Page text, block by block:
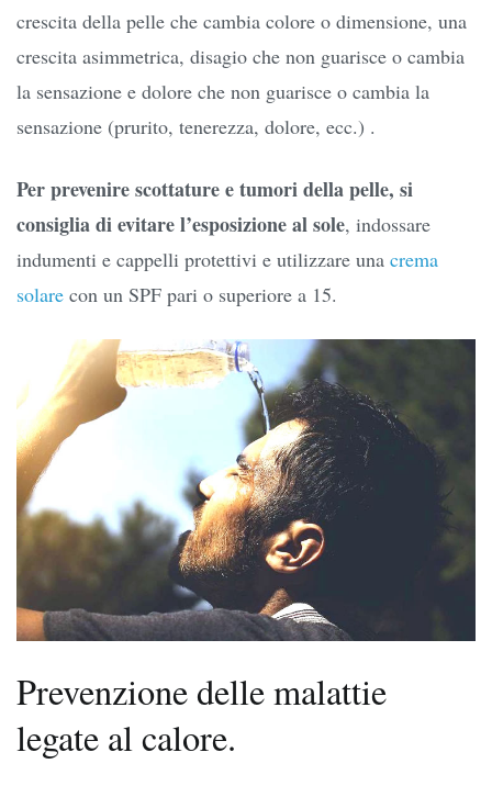
crescita della pelle che cambia colore o dimensione, una
crescita asimmetrica, disagio che non guarisce o cambia
la sensazione e dolore che non guarisce o cambia la
sensazione (prurito, tenerezza, dolore, ecc.) .
Per prevenire scottature e tumori della pelle, si
consiglia di evitare l’esposizione al sole, indossare
indumenti e cappelli protettivi e utilizzare una crema
solare con un SPF pari o superiore a 15.
Prevenzione delle malattie
legate al calore.